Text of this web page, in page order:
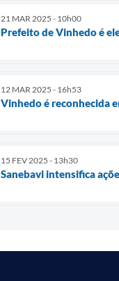
21 MAR 2025 - 10h00
Prefeito de Vinhedo é
12 MAR 2025 - 16h53
Vinhedo é reconhecida
15 FEV 2025 - 13h30
Sanebavi intensifica